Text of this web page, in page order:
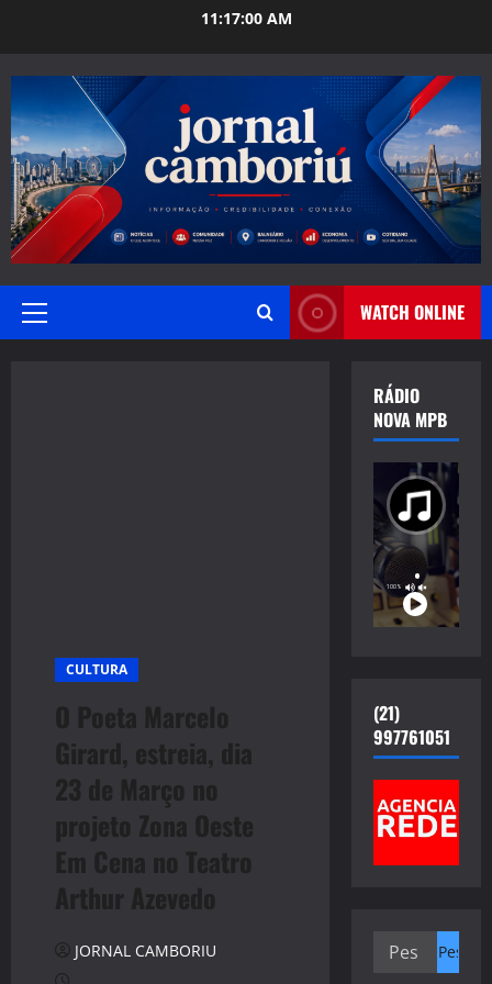
11:17:01 AM
Primary
WATCH ONLINE
CULTURA
O Poeta Marcelo
Girard, estreia, dia
23 de Março no
projeto Zona Oeste
Em Cena no Teatro
Arthur Azevedo
JORNAL CAMBORIU
RÁDIO
NOVA MPB
(21)
997761051
Pesquisar